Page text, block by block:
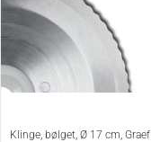
Klinge, bølget, Ø 17 cm, Graef